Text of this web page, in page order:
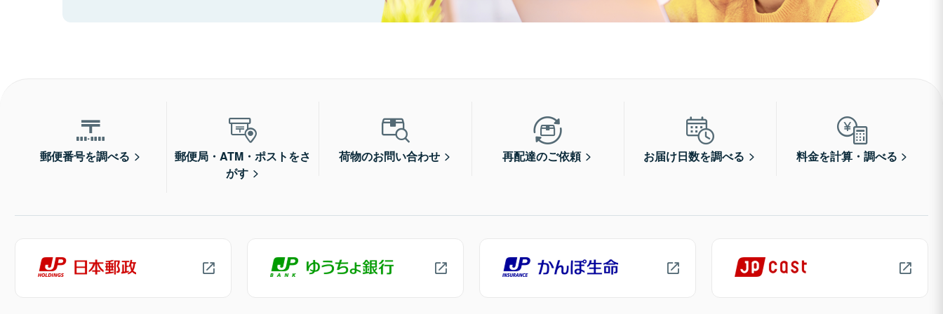
郵便番号を調べる
郵便局・ATM・ポストをさ
がす
荷物のお問い合わせ 再配達のご依頼 お届け日数を調べる 料金を計算・調べる